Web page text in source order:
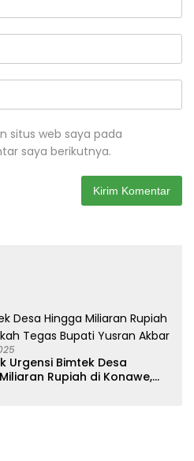
situs web saya pada
saya berikutnya.
Urgensi Bimtek Desa
Rupiah di Konawe,